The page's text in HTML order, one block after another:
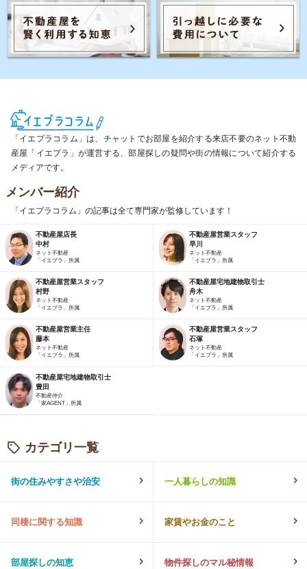
「イエプラコラム」は、チャットでお部屋を紹介する来店不要のネット不動
産屋「イエプラ」が運営する、部屋探しの疑問や街の情報について紹介する
メディアです。
メンバー紹介
「イエプラコラム」の記事は全て専門家が監修しています！
不動産屋店長
中村
ネット不動産
「イエプラ」所属
不動産屋営業スタッフ
早川
ネット不動産
「イエプラ」所属
不動産屋営業スタッフ
村野
ネット不動産
「イエプラ」所属
不動産屋宅地建物取引士
舟木
ネット不動産
「イエプラ」所属
不動産屋営業主任
藤本
ネット不動産
「イエプラ」所属
不動産屋営業スタッフ
石塚
ネット不動産
「イエプラ」所属
不動産屋宅地建物取引士
豊田
不動産仲介
「家AGENT」所属
カテゴリ一覧
街の住みやすさや治安 一人暮らしの知識
同棲に関する知識 家賃やお金のこと
部屋探しの知恵 物件探しのマル秘情報